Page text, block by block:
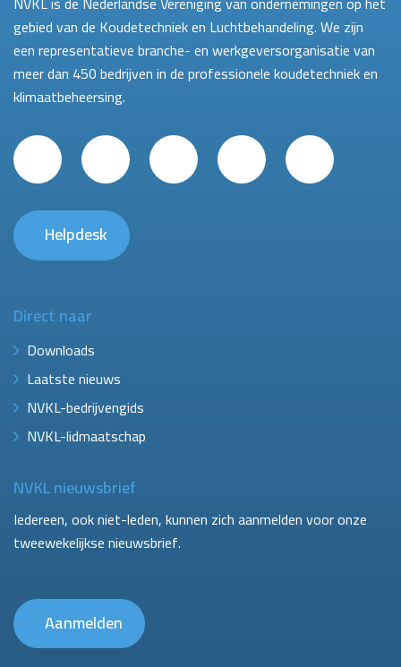
gebied van de Koudetechniek en Luchtbehandeling. We zijn
een representatieve branche- en werkgeversorganisatie van
meer dan 450 bedrijven in de professionele koudetechniek en
klimaatbeheersing.
Helpdesk
Direct naar
Downloads
Laatste nieuws
NVKL-bedrijvengids
NVKL-lidmaatschap
NVKL nieuwsbrief
Iedereen, ook niet-leden, kunnen zich aanmelden voor onze
tweewekelijkse nieuwsbrief.
Aanmelden